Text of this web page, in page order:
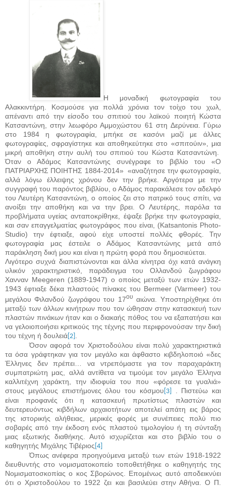
Η μοναδική φωτογραφία του
Αλακκιντήρη. Κοσμούσε για πολλά χρόνια τον τοίχο του χωλ,
απέναντι από την είσοδο του σπιτιού του λαϊκού ποιητή Κώστα
Κατσαντώνη, στην λεωφόρο Αμμοχώστου 61 στη Δερύνεια. Γύρω
στο 1984 η φωτογραφία, μπήκε σε κασόνι μαζί με άλλες
φωτογραφίες, σφραγίστηκε και αποθηκεύτηκε στο «σπιτούιν», μια
μικρή αποθήκη στην αυλή του σπιτιού του Κώστα Κατσαντώνη.
Όταν ο Αδάμος Κατσαντώνης συνέγραφε το βιβλίο του «Ο
ΠΑΤΡΙΑΡΧΗΣ ΠΟΙΗΤΗΣ 1884-2014» «αναζήτησε την φωτογραφία,
αλλά λόγω έλλειψης χρόνου δεν την βρήκε. Αργότερα με την
συγγραφή του παρόντος βιβλίου, ο Αδάμος παρακάλεσε τον αδελφό
του Λευτέρη Κατσαντώνη, ο οποίος ζει στο πατρικό τους σπίτι, να
ανοίξει την αποθήκη και να την βρει. Ο Λευτέρης, παρόλα τα
προβλήματα υγείας ανταποκρίθηκε, έψαξε βρήκε την φωτογραφία,
και σαν επαγγελματίας φωτογράφος που είναι, (Katsantonis Photo-
Studio) την έφτιαξε, αφού είχε υποστεί πολλές φθορές. Την
φωτογραφία μας έστειλε ο Αδάμος Κατσαντώνης μετά από
παράκληση δική μου και είναι η πρώτη φορά που δημοσιεύεται.
Λιγότερο συχνά διαπιστώνονται και άλλα κίνητρα όχι κατά ανάγκη
υλικόν χαρακτηριστικό, παράδειγμα του Ολλανδού ζωγράφου
Χανναν Meegeren (1889-1947) ο οποίος μεταξύ των ετών 1932-
1943 έφτιαξε δέκα πλαστούς πίνακες του Bermeer(Varmeer) του
μεγάλου Φιλανδού ζωγράφου του 17ου αιώνα. Υποστηρίχθηκε ότι
μεταξύ των άλλων κινήτρων που τον ώθησαν στην κατασκευή των
πλαστών πινάκων ήταν και ο διακαής πόθος του να εξαπατήσει και
να γελοιοποιήσει κριτικούς της τέχνης που περιφρονούσαν την δική
του τέχνη ή δουλειά [2]
Όσον αφορά τον Χριστοδούλου είναι πολύ χαρακτηριστικά
τα όσα γράφτηκαν για τον μεγάλο και άφθαστο κιβδηλοποιό «δες
Έλληνες δεν πρέπει… να ντρεπόμαστε για τον παραχαράκτη
συμπατριώτη μας, αλλά αντίθετα να τιμούμε τον μεγάλο Έλληνα
καλλιτέχνη χαράκτη, την ιδιοφυία του που «φόρεσε τα γυαλιά»
στους μεγάλους επιστήμονες όλου του κόσμου [3]
. Πιστεύω και
είναι προφανές ότι η κατασκευή πρωτίστως πλαστών και
δευτερευόντως κιβδήλων αρχαιοτήτων αποτελεί απάτη εις βάρος
της ιστορικής αλήθειας, μερικές φορές με συνέπειες πολύ πιο
σοβαρές από την έκδοση ενός πλαστού τιμολογίου ή τη σύνταξη
μιας εξωτικής διαθήκης. Αυτό ισχυρίζεται και στο βιβλίο του ο
καθηγητής Μιχάλης Τιβέριος [4]
Όπως ανέφερα προηγούμενα μεταξύ των ετών 1918-1922
διευθυντής στο νομισματοκοπείο τοποθετήθηκε ο καθηγητής της
Νομισματοσκοπίας ο κος Σβορώνος. Επομένως αυτό αποδεικνύει
ότι ο Χριστοδούλου το 1922 ζει και βασιλεύει στην Αθήνα. Ο Π.